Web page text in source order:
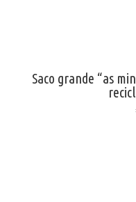
Saco grande “as